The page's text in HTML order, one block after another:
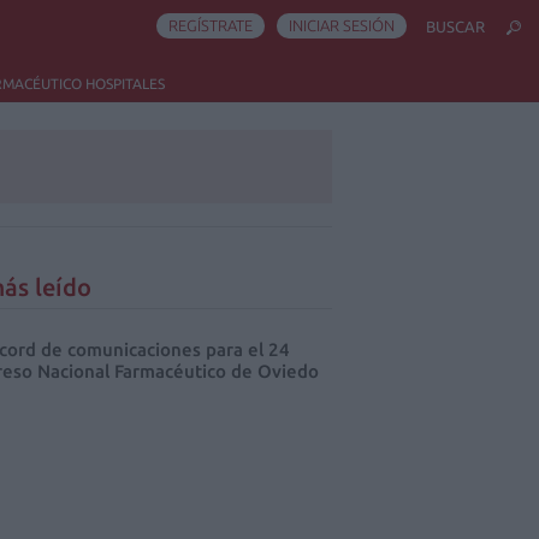
HOSPITALES
REGÍSTRATE INICIAR SESIÓN BUSCAR
leído
de comunicaciones para el 24
Nacional Farmacéutico de Oviedo